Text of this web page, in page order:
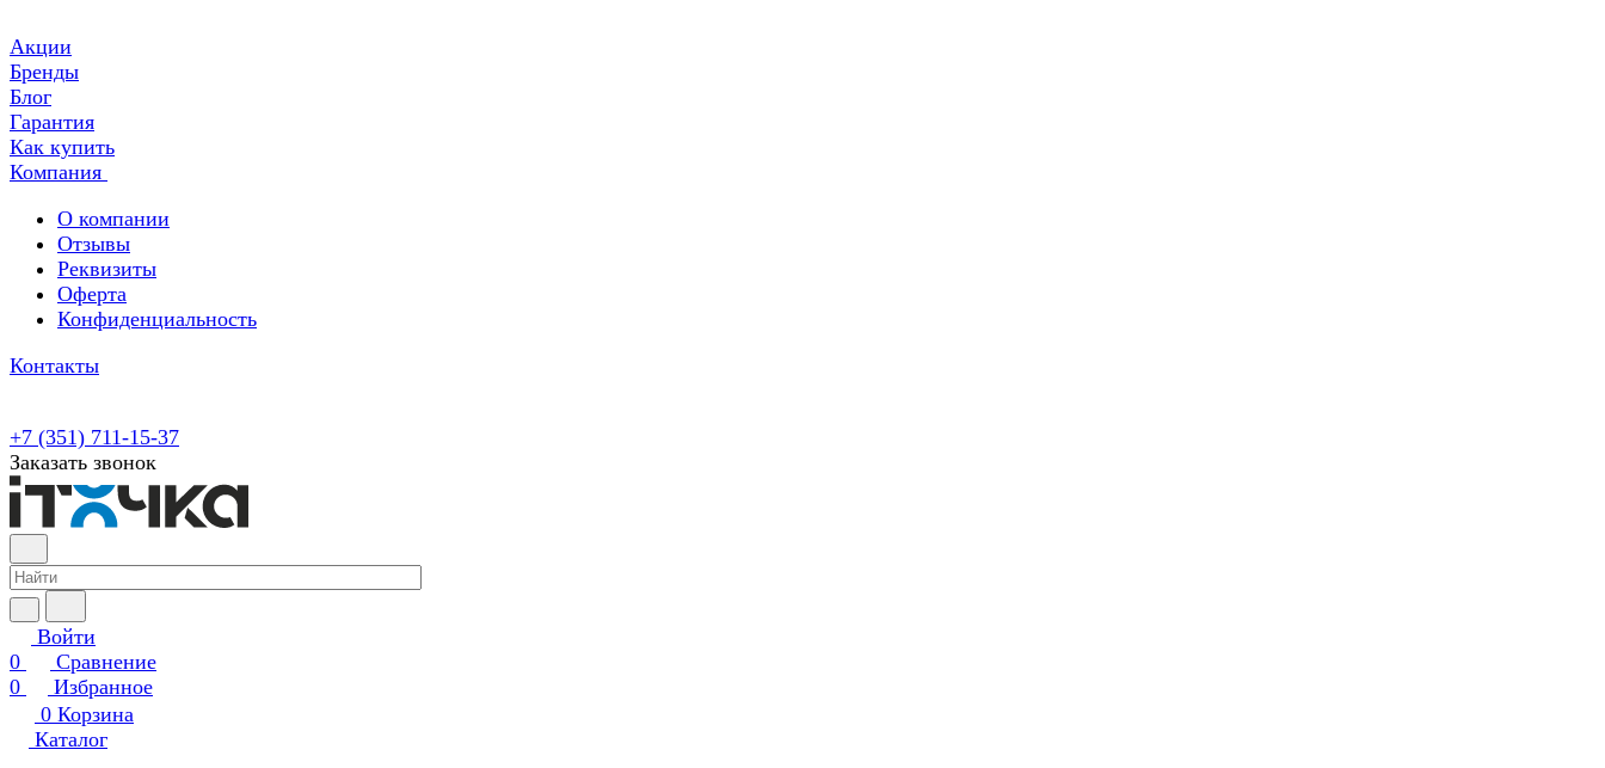
Акции
Бренды
Блог
Гарантия
Как купить
Компания
О компании
Отзывы
Реквизиты
Оферта
Конфиденциальность
Контакты
+7 (351) 711-15-37
Заказать звонок
Войти
0
Сравнение
0
Избранное
0 Корзина
Каталог